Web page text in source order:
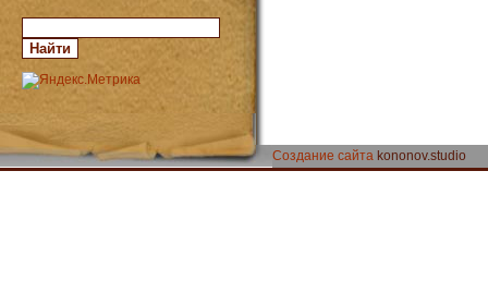
Создание сайта kononov.studio